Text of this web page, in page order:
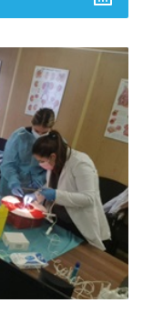
сб
нд
1
2
8 9
15 16
22 23
29 30